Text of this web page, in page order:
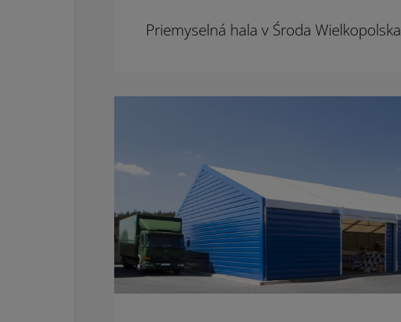
Priemyselná hala v Środa Wielkopolska